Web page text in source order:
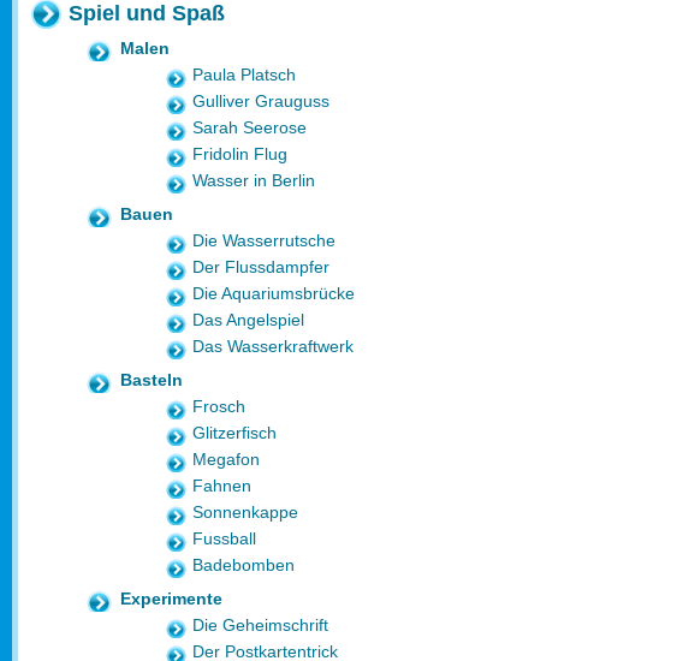
Spiel und Spaß
Malen
Paula Platsch
Gulliver Grauguss
Sarah Seerose
Fridolin Flug
Wasser in Berlin
Bauen
Die Wasserrutsche
Der Flussdampfer
Die Aquariumsbrücke
Das Angelspiel
Das Wasserkraftwerk
Basteln
Frosch
Glitzerfisch
Megafon
Fahnen
Sonnenkappe
Fussball
Badebomben
Experimente
Die Geheimschrift
Der Postkartentrick